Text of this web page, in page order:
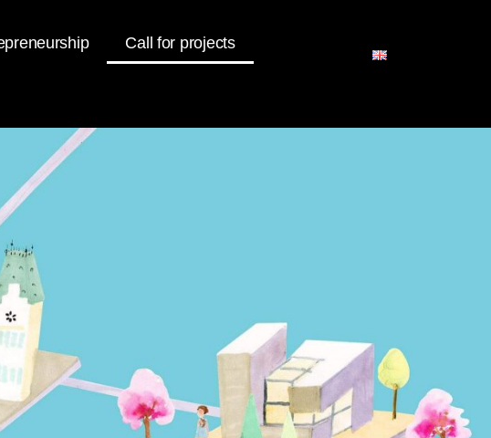
Call for projects